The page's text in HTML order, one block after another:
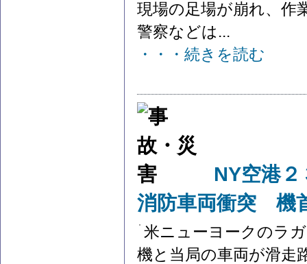
現場の足場が崩れ、作
警察などは...
・・・続きを読む
NY空港
消防車両衝突 機
米ニューヨークのラ
機と当局の車両が滑走